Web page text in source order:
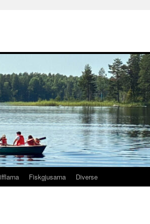
Fiskgjusarna Diverse